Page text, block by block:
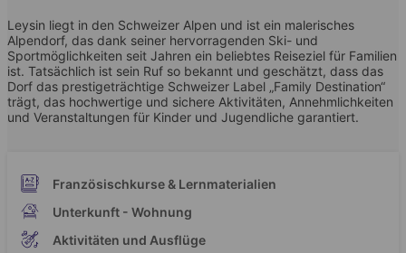
Leysin liegt in den Schweizer Alpen und ist ein malerisches
Alpendorf, das dank seiner hervorragenden Ski- und
Sportmöglichkeiten seit Jahren ein beliebtes Reiseziel für Familien
ist. Tatsächlich ist sein Ruf so bekannt und geschätzt, dass das
Dorf das prestigeträchtige Schweizer Label „Family Destination“
trägt, das hochwertige und sichere Aktivitäten, Annehmlichkeiten
und Veranstaltungen für Kinder und Jugendliche garantiert.
Französischkurse & Lernmaterialien
Unterkunft - Wohnung
Aktivitäten und Ausflüge